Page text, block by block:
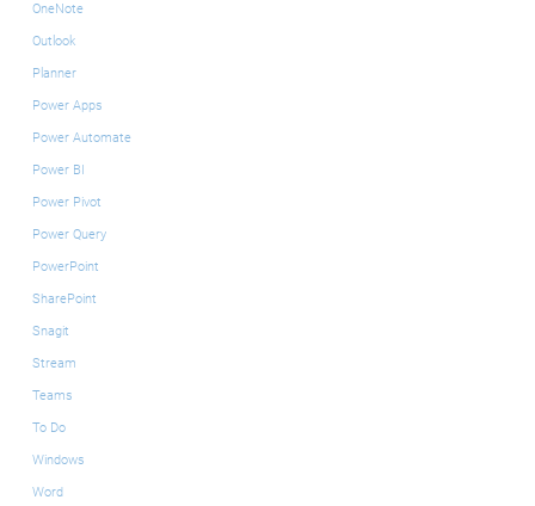
OneNote
Outlook
Planner
Power Apps
Power Automate
Power BI
Power Pivot
Power Query
PowerPoint
SharePoint
Snagit
Stream
Teams
To Do
Windows
Word